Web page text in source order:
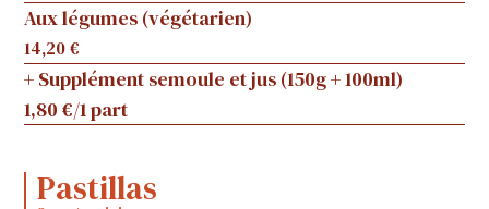
Aux légumes (végétarien)
14,20 €
+ Supplément semoule et jus (150g + 100ml)
1,80 €/1 part
Pastillas